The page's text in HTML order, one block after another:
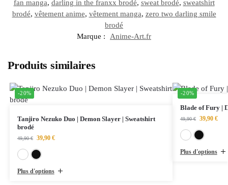
fan manga, darling in the franxx brodé, sweat brodé, sweatshirt
brodé, vêtement anime, vêtement manga, zero two darling smile
brodé
Marque :
Anime-Art.fr
Produits similaires
-20%
Tanjiro Nezuko Duo | Demon Slayer | Sweatshirt
brodé
49,90€ 39,90 €
Plus d'options
-20%
Blade of Fury |
49,90€ 39,90 €
Plus d'options